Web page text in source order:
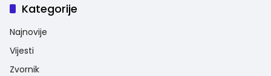
Kategorije
Najnovije
Vijesti
Zvornik